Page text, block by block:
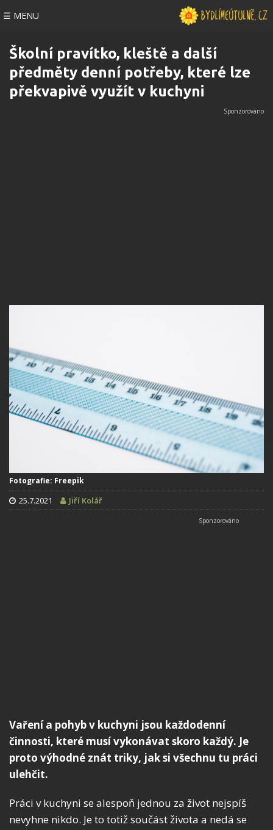
☰ MENU
Školní pravítko, kleště a další
předměty denní potřeby, které lze
překvapivě využít v kuchyni
Fotografie: Freepik
25.7.2021 Jiří Kolář
Vaření a pohyb v kuchyni jsou každodenní
činnosti, které musí vykonávat skoro každý. Je
proto výhodné znát triky, jak si všechnu tu práci
ulehčit.
Práci v kuchyni se alespoň jednou za život nejspíš
nevyhne nikdo. Je to totiž součást života a nedá se